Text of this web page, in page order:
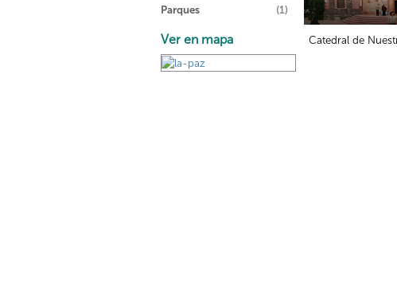
Parques
(1)
Ver en mapa Catedral de